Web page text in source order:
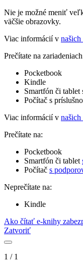
Nie je možné meniť
väčšie obrazovky.
Viac informácií v našich
Prečítate na
Pocketbook
Kindle
Smartfón či tablet
Počítač s
Viac informácií v našich
Prečítate na:
Pocketbook
Smartfón či tablet
Počítač s
Neprečítate na:
Kindle
Ako čítať e-knihy
Zatvoriť
1 / 1